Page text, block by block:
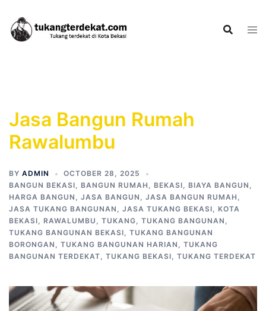
content
Jasa Bangun Rumah
Rawalumbu
BY ADMIN
OCTOBER 28, 2025
BANGUN BEKASI, BANGUN RUMAH , BEKASI, BIAYA BANGUN ,
HARGA BANGUN , JASA BANGUN , JASA BANGUN RUMAH ,
JASA TUKANG BANGUNAN , JASA TUKANG BEKASI, KOTA
BEKASI, RAWALUMBU , TUKANG, TUKANG BANGUNAN ,
TUKANG BANGUNAN BEKASI, TUKANG BANGUNAN
BORONGAN , TUKANG BANGUNAN HARIAN , TUKANG
BANGUNAN TERDEKAT, TUKANG BEKASI, TUKANG TERDEKAT